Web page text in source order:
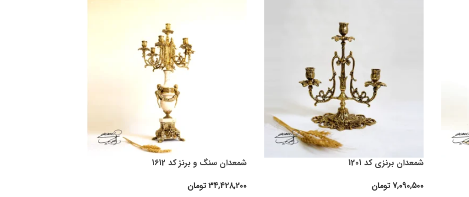
شمعدان برنزی کد 1201
7,090,500 تومان
شمعدان سنگ و برنز کد 1612
34,428,200 تومان